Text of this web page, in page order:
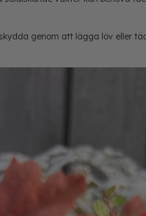
genom att lägga löv eller